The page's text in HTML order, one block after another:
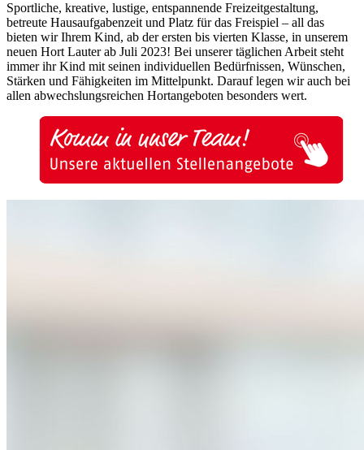
Sportliche, kreative, lustige, entspannende Freizeitgestaltung,
betreute Hausaufgabenzeit und Platz für das Freispiel – all das
bieten wir Ihrem Kind, ab der ersten bis vierten Klasse, in unserem
neuen Hort Lauter ab Juli 2023! Bei unserer täglichen Arbeit steht
immer ihr Kind mit seinen individuellen Bedürfnissen, Wünschen,
Stärken und Fähigkeiten im Mittelpunkt. Darauf legen wir auch bei
allen abwechslungsreichen Hortangeboten besonders wert.